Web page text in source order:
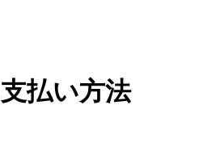
払い方法